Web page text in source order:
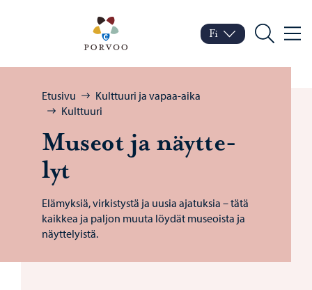
Porvoo – Siirry
Vaihda kieltä
Nykyinen kieli: Suomi
Fi
Hae
Selaa:
Etusivu
Kulttuuri ja vapaa-aika
Kulttuuri
Museot ja näyt­te­
lyt
Elämyksiä, virkistystä ja uusia ajatuksia – tätä
kaikkea ja paljon muuta löydät museoista ja
näyttelyistä.